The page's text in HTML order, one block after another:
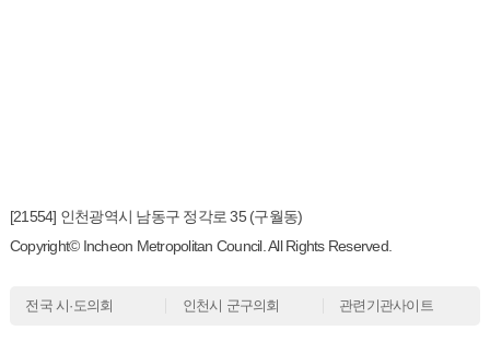
[21554] 인천광역시 남동구 정각로 35 (구월동)
Copyright© Incheon Metropolitan Council. All Rights Reserved.
전국 시·도의회 인천시 군구의회 관련기관사이트